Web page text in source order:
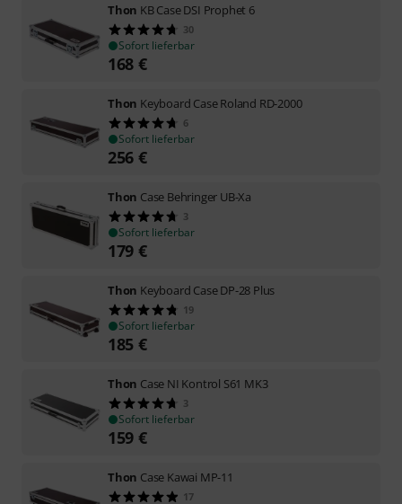
Thon KB Case DSI Prophet 6
30
Sofort lieferbar
168 €
Thon Keyboard Case Roland RD-2000
6
Sofort lieferbar
256 €
Thon Case Behringer UB-Xa
3
Sofort lieferbar
179 €
Thon Keyboard Case DP-28 Plus
19
Sofort lieferbar
185 €
Thon Case NI Kontrol S61 MK3
3
Sofort lieferbar
159 €
Thon Case Kawai MP-11
17